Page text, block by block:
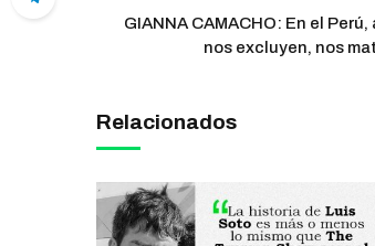
GIANNA CAMACHO: En el
nos excluyen, nos
Relacionados